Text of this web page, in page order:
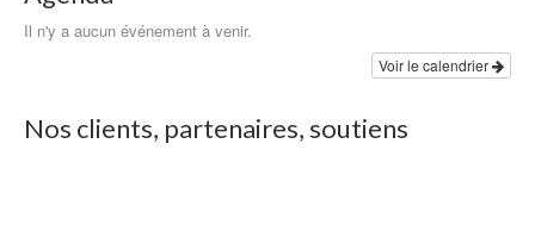
Il n'y a aucun événement à venir.
Voir le calendrier
Nos clients, partenaires, soutiens